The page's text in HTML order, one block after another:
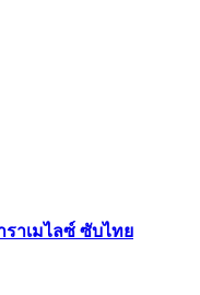
ราเมไลซ์ ซับไทย